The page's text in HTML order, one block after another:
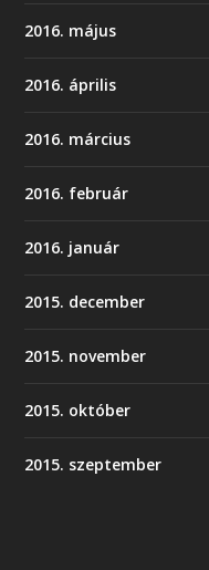
2016. május
2016. április
2016. március
2016. február
2016. január
2015. december
2015. november
2015. október
2015. szeptember